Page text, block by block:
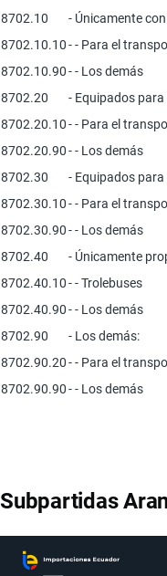
8702.10
- Únicamente
8702.10.10- - Para el
8702.10.90- - Los demás
8702.20
- Equipados
8702.20.10- - Para el
8702.20.90- - Los demás
8702.30
- Equipados
8702.30.10- - Para el
8702.30.90- - Los demás
8702.40
- Únicamente
8702.40.10- - Trolebuses
8702.40.90- - Los demás
8702.90
- Los demás:
8702.90.20- - Para el
8702.90.90- - Los demás
Subpartidas